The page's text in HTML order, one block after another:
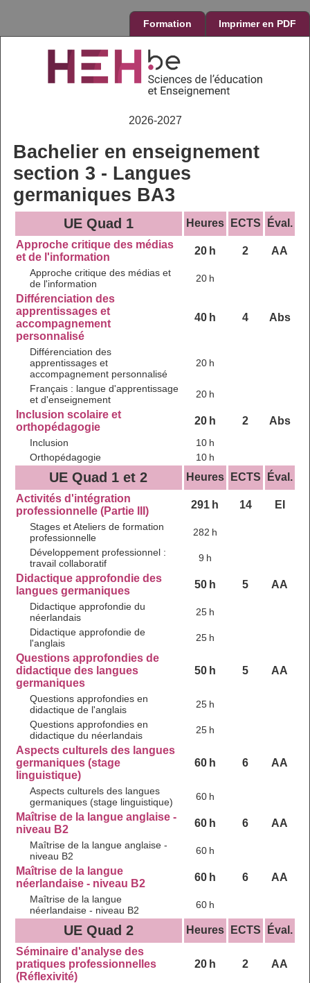
Formation Imprimer en PDF
2026-2027
Bachelier en enseignement
section 3 - Langues
germaniques BA3
UE Quad 1 Heures ECTS
Éval.
Approche critique des médias
et de l'information
20 h 2 AA
Approche critique des médias et
de l'information
20 h
Différenciation des
apprentissages et
accompagnement
personnalisé
40 h 4 Abs
Différenciation des
apprentissages et
accompagnement personnalisé
20 h
Français : langue d'apprentissage
et d'enseignement
20 h
Inclusion scolaire et
orthopédagogie
20 h 2 Abs
Inclusion
10 h
Orthopédagogie
10 h
UE Quad 1 et 2 Heures ECTS
Éval.
Activités d'intégration
professionnelle (Partie III)
291 h 14 EI
Stages et Ateliers de formation
professionnelle
282 h
Développement professionnel :
travail collaboratif
9 h
Didactique approfondie des
langues germaniques
50 h 5 AA
Didactique approfondie du
néerlandais
25 h
Didactique approfondie de
l'anglais
25 h
Questions approfondies de
didactique des langues
germaniques
50 h 5 AA
Questions approfondies en
didactique de l'anglais
25 h
Questions approfondies en
didactique du néerlandais
25 h
Aspects culturels des langues
germaniques (stage
linguistique)
60 h 6 AA
Aspects culturels des langues
germaniques (stage linguistique)
60 h
Maîtrise de la langue anglaise -
niveau B2
60 h 6 AA
Maîtrise de la langue anglaise -
niveau B2
60 h
Maîtrise de la langue
néerlandaise - niveau B2
60 h 6 AA
Maîtrise de la langue
néerlandaise - niveau B2
60 h
UE Quad 2 Heures ECTS
Éval.
Séminaire d'analyse des
pratiques professionnelles
(Réflexivité)
20 h 2 AA